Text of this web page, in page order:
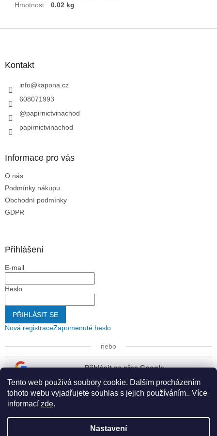
Tento web používá soubory cookie. Dalším procházením
tohoto webu vyjadřujete souhlas s jejich používáním.. Více
informací zde.
Nastavení
Hmotnost: 0.02 kg
Kontakt
info@kapona.cz
608071993
@papirnictvinachod
papirnictvinachod
Informace pro vás
O nás
Podmínky nákupu
Obchodní podmínky
GDPR
Přihlášení
E-mail
Heslo
PŘIHLÁSIT SE
Nová registraceZapomenuté heslo
nebo
Přihlásit se přes Google
Přihlásit se přes Seznam
Vytvořil Shoptet